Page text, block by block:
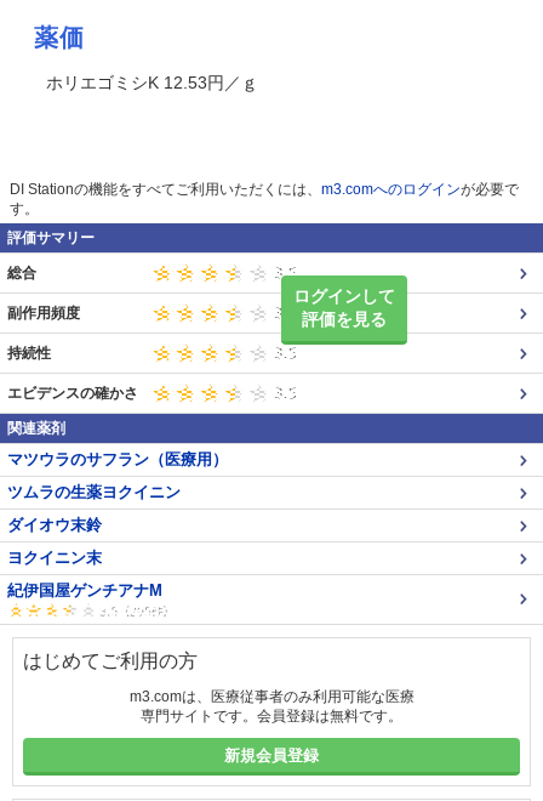
薬価
ホリエゴミシK 12.53円／ｇ
DI Stationの機能をすべてご利用いただくには、 m3.comへのログインが必要で
す。
評価サマリー
ログインして
評価を見る
総合
副作用頻度
持続性
エビデンスの確かさ
関連薬剤
マツウラのサフラン（医療用）
ツムラの生薬ヨクイニン
ダイオウ末鈴
ヨクイニン末
紀伊国屋ゲンチアナM
はじめてご利用の方
m3.comは、医療従事者のみ利用可能な医療
専門サイトです。会員登録は無料です。
新規会員登録